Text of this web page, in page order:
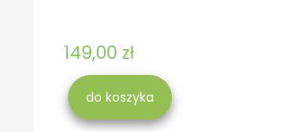
149,00 zł
do koszyka